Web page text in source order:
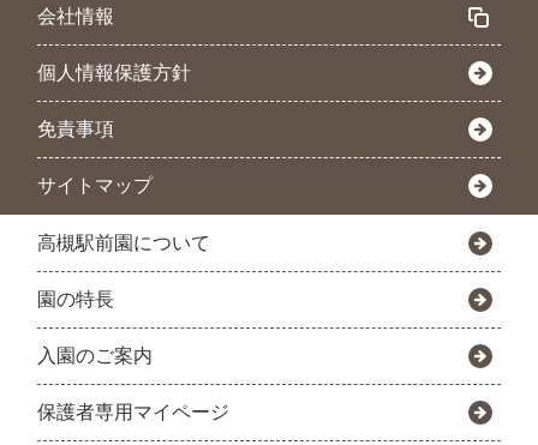
会社情報
個人情報保護方針
免責事項
サイトマップ
高槻駅前園について
園の特長
入園のご案内
保護者専用マイページ